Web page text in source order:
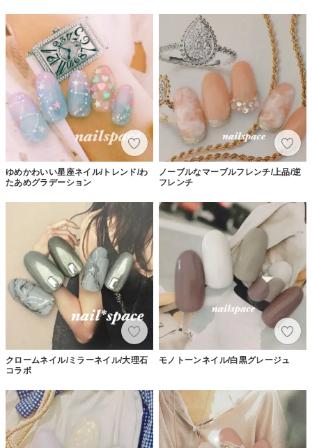
ゆめかわいい星座ネイル/トレンド/わ
たあめグラデーション
ノーブルなマーブルフレンチ/上品/逆
フレンチ
クロームネイル/ミラーネイル/大理石
コラボ
モノトーンネイル/白黒グレージュ